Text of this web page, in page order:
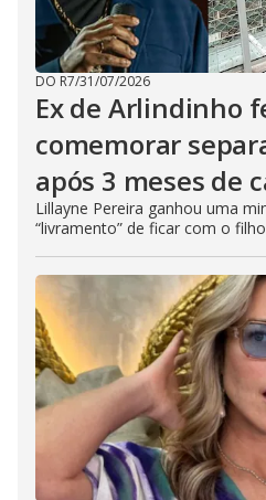
DO R7/31/07/2026
Ex de Arlindinho
comemorar
após 3 meses de
Lillayne Pereira ganhou uma
“livramento” de ficar com o